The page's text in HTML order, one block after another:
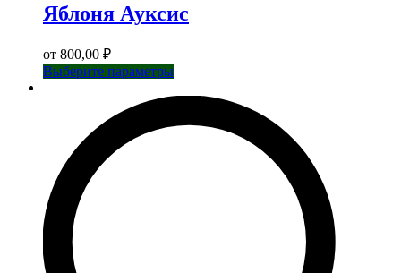
Яблоня Ауксис
от 800,00 ₽
Выберите параметрыЭтот
вариаций.